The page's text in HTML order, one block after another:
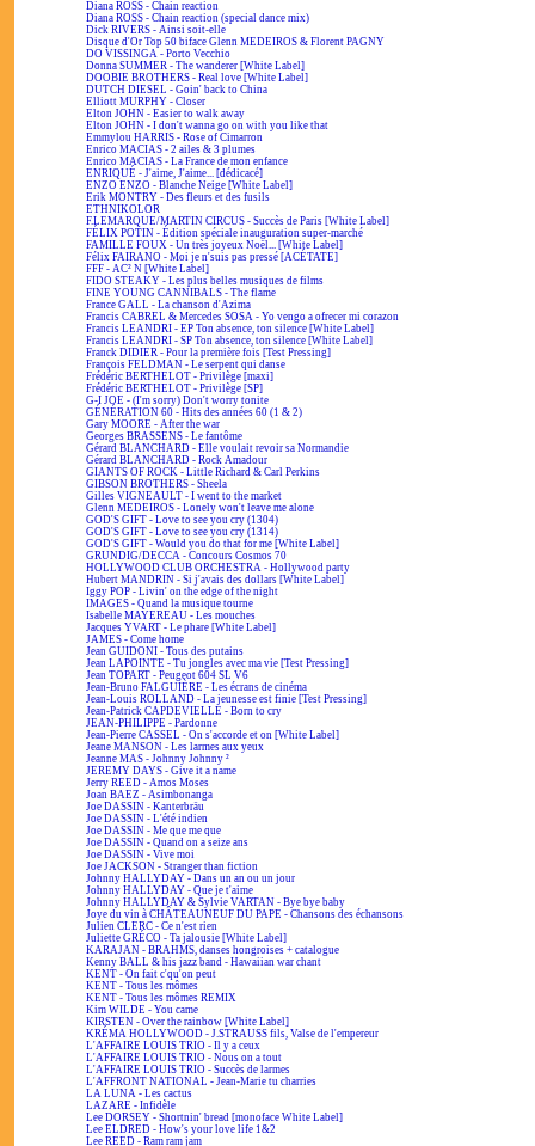
Diana ROSS - Chain reaction
Diana ROSS - Chain reaction (special dance mix)
Dick RIVERS - Ainsi soit-elle
Disque d'Or Top 50 biface Glenn MEDEIROS & Florent PAGNY
DO VISSINGA - Porto Vecchio
Donna SUMMER - The wanderer [White Label]
DOOBIE BROTHERS - Real love [White Label]
DUTCH DIESEL - Goin' back to China
Elliott MURPHY - Closer
Elton JOHN - Easier to walk away
Elton JOHN - I don't wanna go on with you like that
Emmylou HARRIS - Rose of Cimarron
Enrico MACIAS - 2 ailes & 3 plumes
Enrico MACIAS - La France de mon enfance
ENRIQUÉ - J'aime, J'aime... [dédicacé]
ENZO ENZO - Blanche Neige [White Label]
Erik MONTRY - Des fleurs et des fusils
ETHNIKOLOR
F.LEMARQUE/MARTIN CIRCUS - Succès de Paris [White Label]
FÉLIX POTIN - Édition spéciale inauguration super-marché
FAMILLE FOUX - Un très joyeux Noël... [White Label]
Félix FAIRANO - Moi je n'suis pas pressé [ACÉTATE]
FFF - AC² N [White Label]
FIDO STEAKY - Les plus belles musiques de films
FINE YOUNG CANNIBALS - The flame
France GALL - La chanson d'Azima
Francis CABREL & Mercedes SOSA - Yo vengo a ofrecer mi corazon
Francis LEANDRI - EP Ton absence, ton silence [White Label]
Francis LEANDRI - SP Ton absence, ton silence [White Label]
Franck DIDIER - Pour la première fois [Test Pressing]
François FELDMAN - Le serpent qui danse
Frédéric BERTHELOT - Privilège [maxi]
Frédéric BERTHELOT - Privilège [SP]
G-I JOE - (I'm sorry) Don't worry tonite
GÉNÉRATION 60 - Hits des années 60 (1 & 2)
Gary MOORE - After the war
Georges BRASSENS - Le fantôme
Gérard BLANCHARD - Elle voulait revoir sa Normandie
Gérard BLANCHARD - Rock Amadour
GIANTS OF ROCK - Little Richard & Carl Perkins
GIBSON BROTHERS - Sheela
Gilles VIGNEAULT - I went to the market
Glenn MEDEIROS - Lonely won't leave me alone
GOD'S GIFT - Love to see you cry (1304)
GOD'S GIFT - Love to see you cry (1314)
GOD'S GIFT - Would you do that for me [White Label]
GRUNDIG/DECCA - Concours Cosmos 70
HOLLYWOOD CLUB ORCHESTRA - Hollywood party
Hubert MANDRIN - Si j'avais des dollars [White Label]
Iggy POP - Livin' on the edge of the night
IMAGES - Quand la musique tourne
Isabelle MAYEREAU - Les mouches
Jacques YVART - Le phare [White Label]
JAMES - Come home
Jean GUIDONI - Tous des putains
Jean LAPOINTE - Tu jongles avec ma vie [Test Pressing]
Jean TOPART - Peugeot 604 SL V6
Jean-Bruno FALGUIÈRE - Les écrans de cinéma
Jean-Louis ROLLAND - La jeunesse est finie [Test Pressing]
Jean-Patrick CAPDEVIELLE - Born to cry
JEAN-PHILIPPE - Pardonne
Jean-Pierre CASSEL - On s'accorde et on [White Label]
Jeane MANSON - Les larmes aux yeux
Jeanne MAS - Johnny Johnny ²
JEREMY DAYS - Give it a name
Jerry REED - Amos Moses
Joan BAEZ - Asimbonanga
Joe DASSIN - Kanterbräu
Joe DASSIN - L'été indien
Joe DASSIN - Me que me que
Joe DASSIN - Quand on a seize ans
Joe DASSIN - Vive moi
Joe JACKSON - Stranger than fiction
Johnny HALLYDAY - Dans un an ou un jour
Johnny HALLYDAY - Que je t'aime
Johnny HALLYDAY & Sylvie VARTAN - Bye bye baby
Joye du vin à CHÂTEAUNEUF DU PAPE - Chansons des échansons
Julien CLERC - Ce n'est rien
Juliette GRÉCO - Ta jalousie [White Label]
KARAJAN - BRAHMS, danses hongroises + catalogue
Kenny BALL & his jazz band - Hawaiian war chant
KENT - On fait c'qu'on peut
KENT - Tous les mômes
KENT - Tous les mômes REMIX
Kim WILDE - You came
KIRSTEN - Over the rainbow [White Label]
KRÉMA HOLLYWOOD - J.STRAUSS fils, Valse de l'empereur
L'AFFAIRE LOUIS TRIO - Il y a ceux
L'AFFAIRE LOUIS TRIO - Nous on a tout
L'AFFAIRE LOUIS TRIO - Succès de larmes
L'AFFRONT NATIONAL - Jean-Marie tu charries
LA LUNA - Les cactus
LAZARE - Infidèle
Lee DORSEY - Shortnin' bread [monoface White Label]
Lee ELDRED - How's your love life 1&2
Lee REED - Ram ram jam